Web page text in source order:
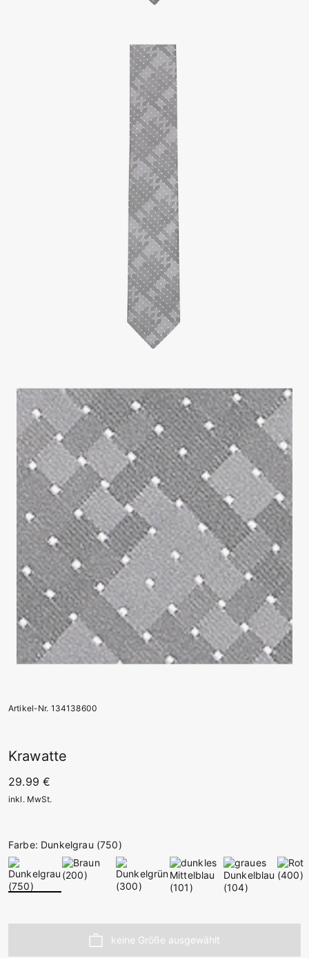
Artikel-Nr. 134138600
Krawatte
29.99 €
inkl. MwSt.
Farbe: Dunkelgrau (750)